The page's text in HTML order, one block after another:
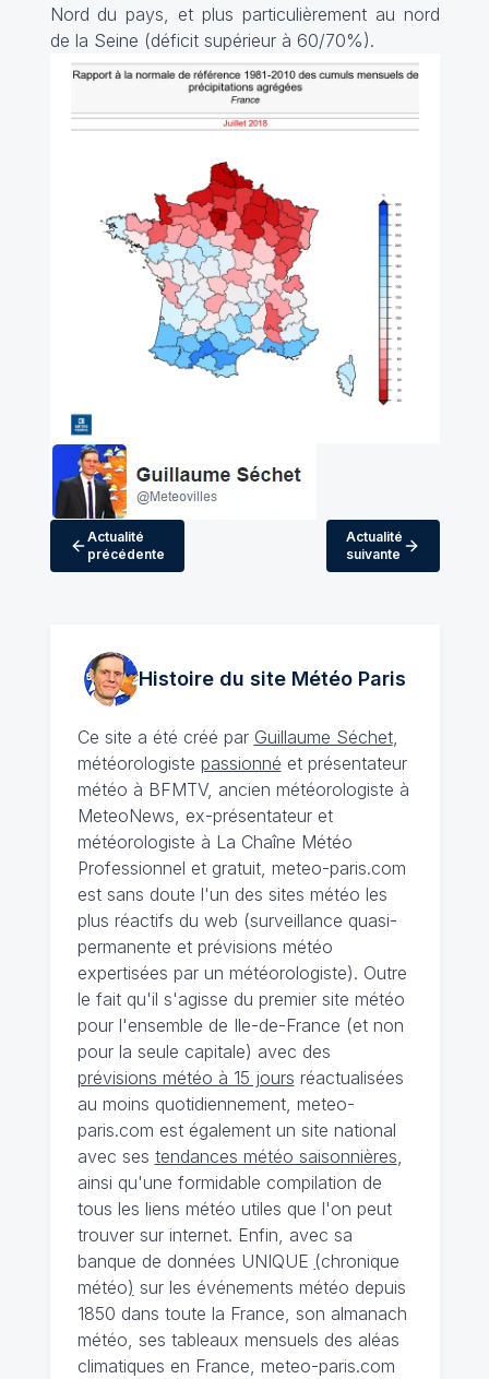
Nord du pays, et plus particulièrement au nord
de la Seine (déficit supérieur à 60/70%).
Actualité
précédente
Actualité
suivante
Histoire du site MétéoParis
Ce site a été créé par Guillaume Séchet,
météorologiste passionné et présentateur
météo à BFMTV, ancien météorologiste à
MeteoNews, ex-présentateur et
météorologiste à La Chaîne Météo
Professionnel et gratuit, meteo-paris.com
est sans doute l'un des sites météo les
plus réactifs du web (surveillance quasi-
permanente et prévisions météo
expertisées par un météorologiste). Outre
le fait qu'il s'agisse du premier site météo
pour l'ensemble de Ile-de-France (et non
pour la seule capitale) avec des
prévisions météo à 15 jours réactualisées
au moins quotidiennement, meteo-
paris.com est également un site national
avec ses tendances météo saisonnières,
ainsi qu'une formidable compilation de
tous les liens météo utiles que l'on peut
trouver sur internet. Enfin, avec sa
banque de données UNIQUE (chronique
météo) sur les événements météo depuis
1850 dans toute la France, son almanach
météo, ses tableaux mensuels des aléas
climatiques en France, meteo-paris.com